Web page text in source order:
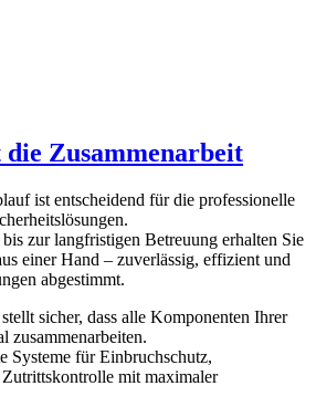
Zusammenarbeit
ist entscheidend für die professionelle
zur langfristigen Betreuung erhalten Sie
einer Hand – zuverlässig, effizient und
abgestimmt.
sicher, dass alle Komponenten Ihrer
zusammenarbeiten.
Systeme für Einbruchschutz,
mit maximaler